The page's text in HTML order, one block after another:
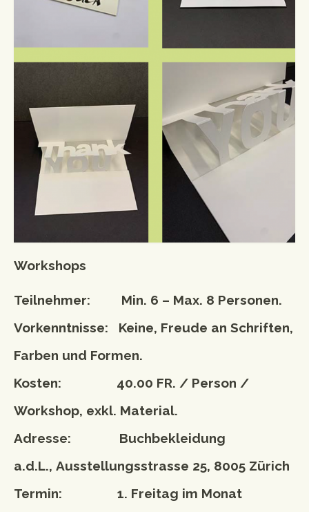
Workshops
Teilnehmer: Min. 6 – Max. 8 Personen.
Vorkenntnisse: Keine, Freude an Schriften,
Farben und Formen.
Kosten: 40.00 FR. / Person /
Workshop, exkl. Material.
Adresse: Buchbekleidung
a.d.L., Ausstellungsstrasse 25, 8005 Zürich
Termin: 1. Freitag im Monat